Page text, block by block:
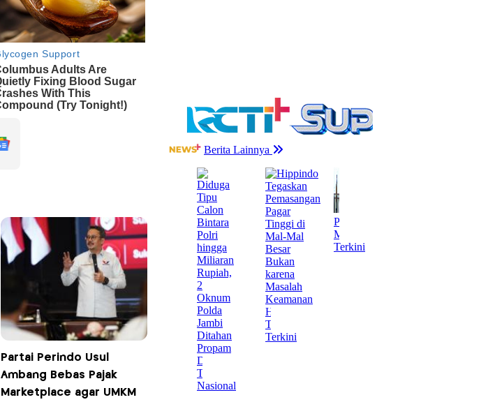
Partai Perindo Usul
Ambang Bebas Pajak
Marketplace agar UMKM